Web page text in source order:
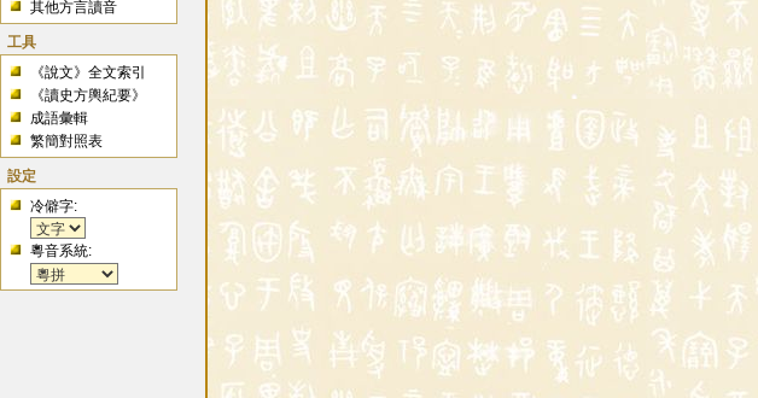
其他方言讀音
工具
《說文》全文索引
《讀史方輿紀要》
成語彙輯
繁簡對照表
設定
冷僻字:
粵音系統: